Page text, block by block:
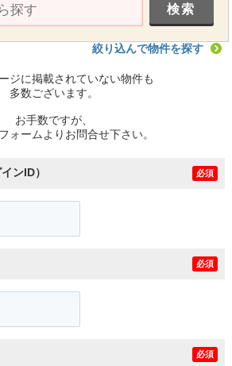
絞り込んで物件を探す
ジに掲載されていない物件も
多数ございます。
お手数ですが、
ォームよりお問合せ下さい。
ンID） 必須
必須
必須